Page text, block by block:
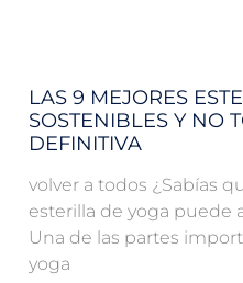
LAS 9 MEJORES
SOSTENIBLES Y NO
DEFINITIVA
volver a todos ¿Sabías
esterilla de yoga puede
Una de las partes
yoga